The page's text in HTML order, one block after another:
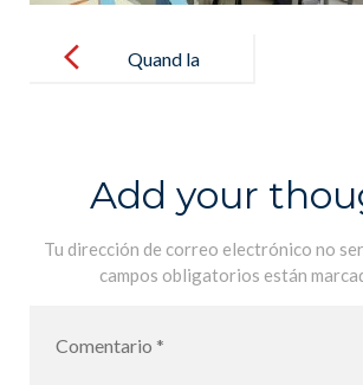
navigation
Quand la
geometría se
mezcla con el
arte!
Add your
Tu dirección de correo electrónico no
campos obligatorios están